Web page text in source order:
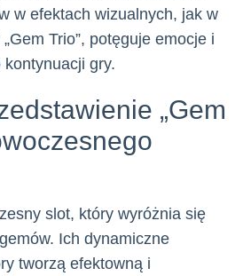
w efektach wizualnych, jak w
Trio”, potęguje emocje i
kontynuacji gry.
„Gem
slot, który wyróżnia się
Ich dynamiczne
tworzą efektowną i